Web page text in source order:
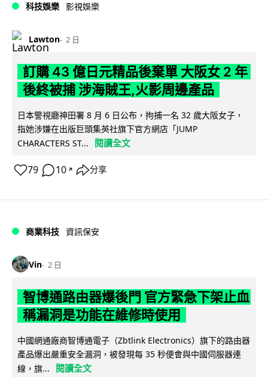
科技娛樂 影視娛樂
Lawton 2 日
訂購 43 億日元精品後棄單 大阪女 2 年
後終被捕 涉海賊王,火影周邊產品
日本警視廳神田署 8 月 6 日公布，拘捕一名 32 歲大阪女子，
指她涉嫌在出版巨頭集英社旗下官方網店「JUMP
CHARACTERS ST...
閱讀全文
79 10 ↗ 分享
商業科技 資訊保安
Vin 2 日
智博通路由器爆後門 官方緊急下架止血
稱漏洞是功能在維修時使用
中國網通廠商智博通電子（Zbtlink Electronics）旗下的路由器
產品爆出嚴重安全漏洞，被發現每 35 秒便會與中國伺服器連
線，旗...
閱讀全文